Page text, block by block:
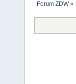
Forum ZDW»